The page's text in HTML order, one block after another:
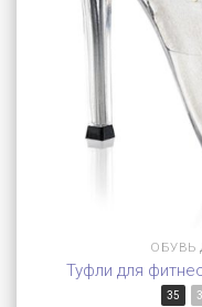
ОБУВЬ
Туфли для
35